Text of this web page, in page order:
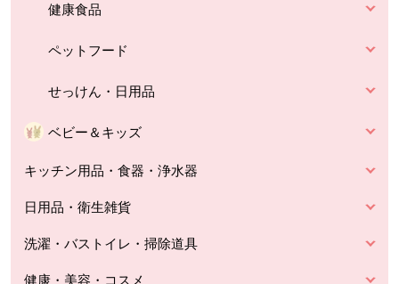
健康食品
ペットフード
せっけん・日用品
ベビー＆キッズ
キッチン用品・食器・浄水器
日用品・衛生雑貨
洗濯・バストイレ・掃除道具
健康・美容・コスメ